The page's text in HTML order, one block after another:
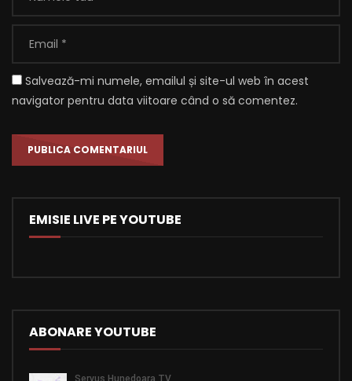
Salvează-mi numele, emailul și site-ul web în acest
navigator pentru data viitoare când o să comentez.
EMISIE LIVE PE YOUTUBE
ABONARE YOUTUBE